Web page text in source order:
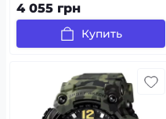
4 055 грн
Купить